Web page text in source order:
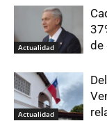
Actualidad
de
Actualidad